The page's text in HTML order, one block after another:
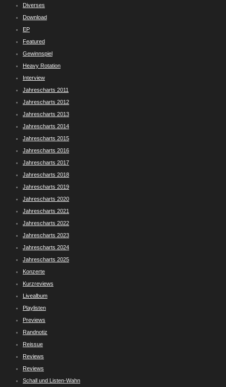
Diverses
Download
EP
Featured
Gewinnspiel
Heavy Rotation
Interview
Jahrescharts 2011
Jahrescharts 2012
Jahrescharts 2013
Jahrescharts 2014
Jahrescharts 2015
Jahrescharts 2016
Jahrescharts 2017
Jahrescharts 2018
Jahrescharts 2019
Jahrescharts 2020
Jahrescharts 2021
Jahrescharts 2022
Jahrescharts 2023
Jahrescharts 2024
Jahrescharts 2025
Konzerte
Kurzreviews
Livealbum
Playlisten
Previews
Randnotiz
Reissue
Reviews
Reviews
Schall und Listen-Wahn